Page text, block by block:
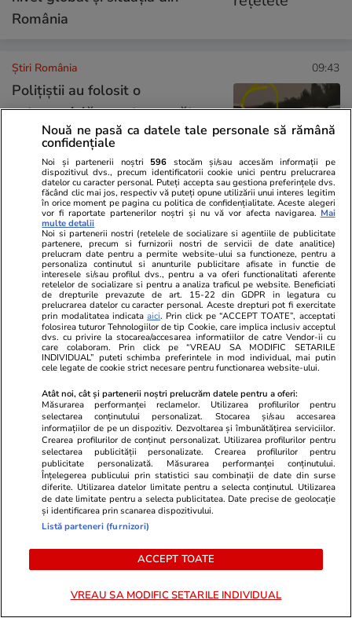
România
Știri România 09:43
Polițiștii au folosit o
autospecială ca antemergător
pe autostrada A2 ca să
deblocheze traficul spre
București. Sute de șoferi au
mers cu 80 km/h
Știri România 06:16
Un nou val de aer tropical
lovește de azi România: ANM
anunță căldură extremă cu
temperaturi de 38 de grade
Celsius la umbră
09:00
Chateaubriand în apărarea
Ordinului Iezuit. Cazul Republicii
creștine din Paraguay
Opinii 07 aug.
Nouă ne pasă ca datele tale personale să rămână
confidențiale
Noi și partenerii noștri 596 stocăm și/sau accesăm informații pe
dispozitivul dvs., precum identificatorii cookie unici pentru prelucrarea
datelor cu caracter personal. Puteți accepta sau gestiona preferințele dvs.
făcând clic mai jos, respectiv vă puteți opune utilizării unui interes legitim
în orice moment pe pagina cu politica de confidențialitate. Aceste alegeri
vor fi raportate partenerilor noștri și nu vă vor afecta navigarea. Mai
multe detalii
Noi si partenerii nostri (retelele de socializare si agentiile de publicitate
partenere, precum si furnizorii nostri de servicii de date analitice)
prelucram date pentru a permite website-ului sa functioneze, pentru a
personaliza continutul si anunturile publicitare afisate in functie de
interesele si/sau profilul dvs., pentru a va oferi functionalitati aferente
retelelor de socializare si pentru a analiza traficul pe website. Beneficiati
de drepturile prevazute de art. 15-22 din GDPR in legatura cu
prelucrarea datelor cu caracter personal. Aceste drepturi pot fi exercitate
prin modalitatea indicataaici. Prin click pe “ACCEPT TOATE”, acceptati
folosirea tuturor Tehnologiilor de tip Cookie, care implica inclusiv acceptul
dvs. cu privire la stocarea/accesarea informatiilor de catre Vendor-ii cu
care colaboram. Prin click pe “VREAU SA MODIFIC SETARILE
INDIVIDUAL” puteti schimba preferintele in mod individual, mai putin
cele legate de cookie strict necesare pentru functionarea website-ului.
Atât noi, cât și partenerii noștri prelucrăm datele pentru a oferi:
Măsurarea performanței reclamelor. Utilizarea profilurilor pentru
selectarea conținutului personalizat. Stocarea și/sau accesarea
informațiilor de pe un dispozitiv. Dezvoltarea și îmbunătățirea serviciilor.
Crearea profilurilor de conținut personalizat. Utilizarea profilurilor pentru
selectarea publicității personalizate. Crearea profilurilor pentru
publicitate personalizată. Măsurarea performanței conținutului.
Înțelegerea publicului prin statistici sau combinații de date din surse
diferite. Utilizarea datelor limitate pentru a selecta conținutul. Utilizarea
de date limitate pentru a selecta publicitatea. Date precise de geolocație
și identificarea prin scanarea dispozitivului.
Listă parteneri (furnizori)
ACCEPT TOATE
VREAU SA MODIFIC SETARILE INDIVIDUAL